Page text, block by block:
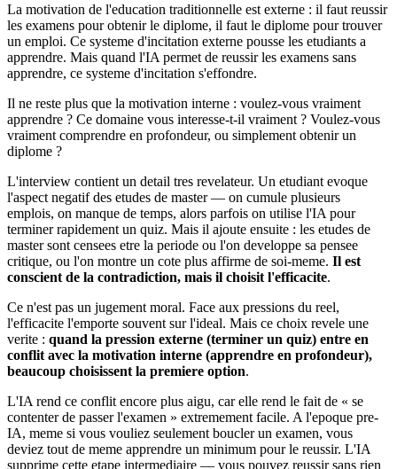
La motivation de l'education traditionnelle est externe : il faut reussir
les examens pour obtenir le diplome, il faut le diplome pour trouver
un emploi. Ce systeme d'incitation externe pousse les etudiants a
apprendre. Mais quand l'IA permet de reussir les examens sans
apprendre, ce systeme d'incitation s'effondre.
Il ne reste plus que la motivation interne : voulez-vous vraiment
apprendre ? Ce domaine vous interesse-t-il vraiment ? Voulez-vous
vraiment comprendre en profondeur, ou simplement obtenir un
diplome ?
L'interview contient un detail tres revelateur. Un etudiant evoque
l'aspect negatif des etudes de master — on cumule plusieurs
emplois, on manque de temps, alors parfois on utilise l'IA pour
terminer rapidement un quiz. Mais il ajoute ensuite : les etudes de
master sont censees etre la periode ou l'on developpe sa pensee
critique, ou l'on montre un cote plus affirme de soi-meme. Il est
conscient de la contradiction, mais il choisit l'efficacite.
Ce n'est pas un jugement moral. Face aux pressions du reel,
l'efficacite l'emporte souvent sur l'ideal. Mais ce choix revele une
verite : quand la pression externe (terminer un quiz) entre en
conflit avec la motivation interne (apprendre en profondeur),
beaucoup choisissent la premiere option.
L'IA rend ce conflit encore plus aigu, car elle rend le fait de « se
contenter de passer l'examen » extremement facile. A l'epoque pre-
IA, meme si vous vouliez seulement boucler un examen, vous
deviez tout de meme apprendre un minimum pour le reussir. L'IA
supprime cette etape intermediaire — vous pouvez reussir sans rien